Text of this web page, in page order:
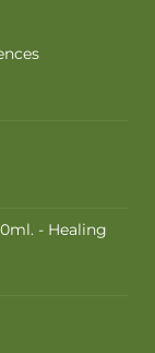
- Healing